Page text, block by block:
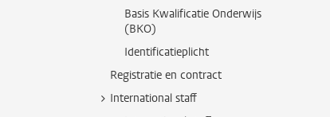
Basis Kwalificatie Onderwijs
(BKO)
Identificatieplicht
Registratie en contract
International staff